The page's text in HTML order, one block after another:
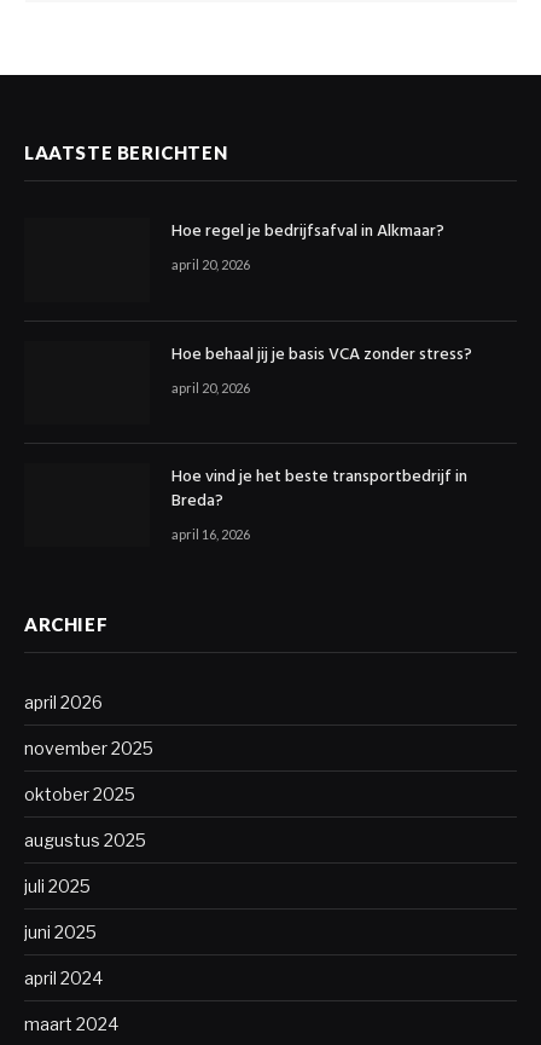
LAATSTE BERICHTEN
Hoe regel je bedrijfsafval in Alkmaar?
april 20, 2026
Hoe behaal jij je basis VCA zonder stress?
april 20, 2026
Hoe vind je het beste transportbedrijf in
Breda?
april 16, 2026
ARCHIEF
april 2026
november 2025
oktober 2025
augustus 2025
juli 2025
juni 2025
april 2024
maart 2024